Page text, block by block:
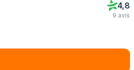
4,8
9 avis